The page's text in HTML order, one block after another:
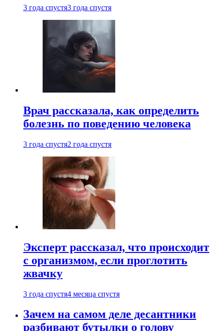
3 года спустя3 года спустя
Врач рассказала, как определить
болезнь по поведению человека
3 года спустя2 года спустя
Эксперт рассказал, что происходит
с организмом, если проглотить
жвачку
3 года спустя4 месяца спустя
Зачем на самом деле десантники
разбивают бутылки о голову